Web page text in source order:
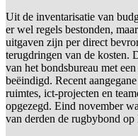
Uit de inventarisatie van
er wel regels bestonden,
uitgaven zijn per direct
terugdringen van de kosten.
van het bondsbureau met
beëindigd. Recent
ruimtes, ict-projecten en
opgezegd. Eind november
van derden de rugbybond